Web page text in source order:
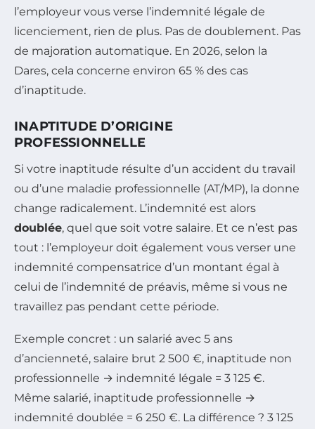
l’employeur vous verse l’indemnité légale de
licenciement, rien de plus. Pas de doublement. Pas
de majoration automatique. En 2026, selon la
Dares, cela concerne environ 65 % des cas
d’inaptitude.
INAPTITUDE D’ORIGINE
PROFESSIONNELLE
Si votre inaptitude résulte d’un accident du travail
ou d’une maladie professionnelle (AT/MP), la donne
change radicalement. L’indemnité est alors
doublée, quel que soit votre salaire. Et ce n’est pas
tout : l’employeur doit également vous verser une
indemnité compensatrice d’un montant égal à
celui de l’indemnité de préavis, même si vous ne
travaillez pas pendant cette période.
Exemple concret : un salarié avec 5 ans
d’ancienneté, salaire brut 2 500 €, inaptitude non
professionnelle → indemnité légale = 3 125 €.
Même salarié, inaptitude professionnelle →
indemnité doublée = 6 250 €. La différence ? 3 125